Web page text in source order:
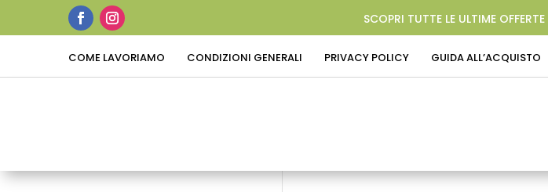
SCOPRI TUTTE LE ULTIME
COME LAVORIAMO CONDIZIONI GENERALI PRIVACY POLICY GUIDA ALL’ACQUISTO